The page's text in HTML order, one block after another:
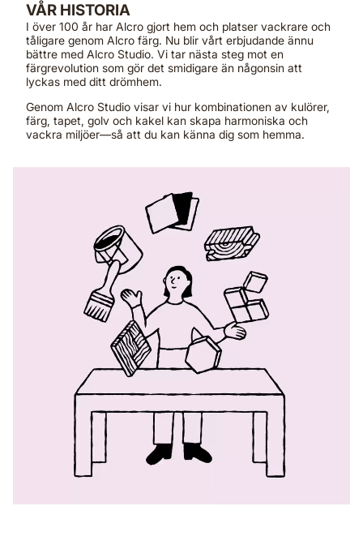
VÅR HISTORIA
I över 100 år har Alcro gjort hem och platser vackrare och
tåligare genom Alcro färg. Nu blir vårt erbjudande ännu
bättre med Alcro Studio. Vi tar nästa steg mot en
färgrevolution som gör det smidigare än någonsin att
lyckas med ditt drömhem.
Genom Alcro Studio visar vi hur kombinationen av kulörer,
färg, tapet, golv och kakel kan skapa harmoniska och
vackra miljöer—så att du kan känna dig som hemma.